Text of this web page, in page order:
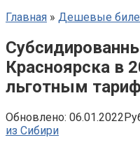
Главная » Дешевые
Красноярска в
льготным
Обновлено: 06.01.2022
из Сибири